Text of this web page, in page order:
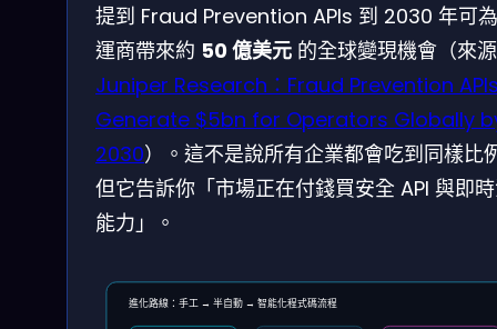
提到 Fraud Prevention APIs 到 2030 年可
運商帶來約 50 億美元 的全球變現機會（來
Juniper Research：Fraud Prevention
Generate $5bn for Operators Globally
2030）。這不是說所有企業都會吃到同樣比
但它告訴你「市場正在付錢買安全 API 與即
能力」。
進化路線：手工 → 半自動 → 智能化程式碼流程